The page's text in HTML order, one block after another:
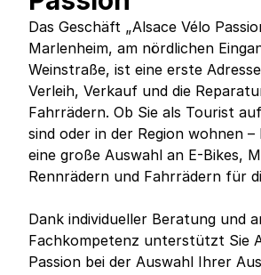
Das Geschäft „Alsace Vélo
Marlenheim, am nördlichen
Weinstraße, ist eine erste
Verleih, Verkauf und die
Fahrrädern. Ob Sie als Tourist
sind oder in der Region wohnen –
eine große Auswahl an E-Bikes,
Rennrädern und Fahrrädern für
Dank individueller Beratung und
Fachkompetenz unterstützt Sie
Passion bei der Auswahl Ihrer